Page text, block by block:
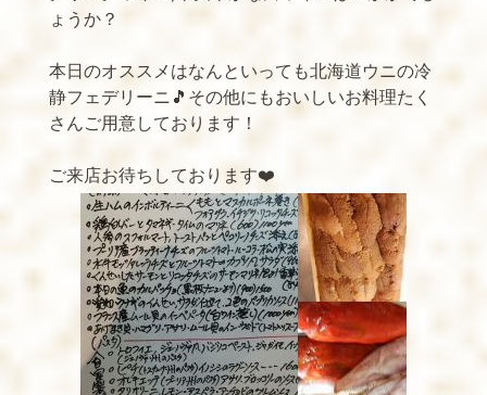
ょうか？
本日のオススメはなんといっても北海道ウニの冷
静フェデリーニ🎵その他にもおいしいお料理たく
さんご用意しております！
ご来店お待ちしております❤️